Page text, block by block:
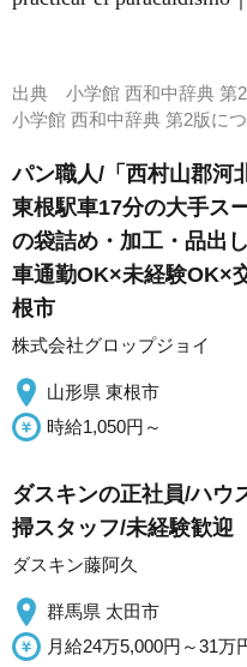
出典 小学館 西和中辞典 第
小学館 西和中辞典 第2版
パン職人/「西村山郡河
東根駅車17分の大手ス
の袋詰め・加工・品出
車通勤OK×未経験OK×
根市
株式会社グロップジョイ
山形県 東根市
時給1,050円～
ダスキンの正社員/ハウ
掃スタッフ/未経験歓迎
ダスキン藤阿久
群馬県 太田市
月給24万5,000円～31万